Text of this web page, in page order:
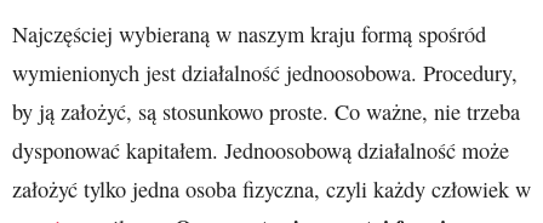
Najczęściej wybieraną w naszym kraju formą spośród
wymienionych jest działalność jednoosobowa. Procedury,
by ją założyć, są stosunkowo proste. Co ważne, nie trzeba
dysponować kapitałem. Jednoosobową działalność może
założyć tylko jedna osoba fizyczna, czyli każdy człowiek w